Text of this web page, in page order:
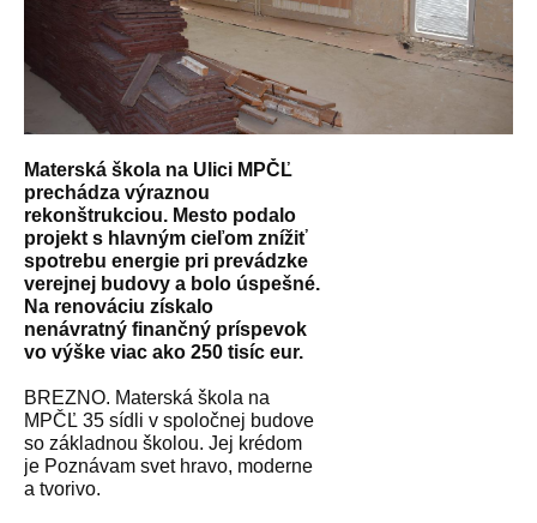
Materská škola na Ulici MPČĽ
prechádza výraznou
rekonštrukciou. Mesto podalo
projekt s hlavným cieľom znížiť
spotrebu energie pri prevádzke
verejnej budovy a bolo úspešné.
Na renováciu získalo
nenávratný finančný príspevok
vo výške viac ako 250 tisíc eur.
BREZNO. Materská škola na
MPČĽ 35 sídli v spoločnej budove
so základnou školou. Jej krédom
je Poznávam svet hravo, moderne
a tvorivo.